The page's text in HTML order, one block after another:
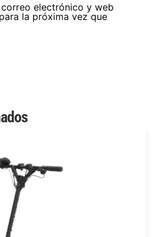
electrónico y web
la próxima vez que